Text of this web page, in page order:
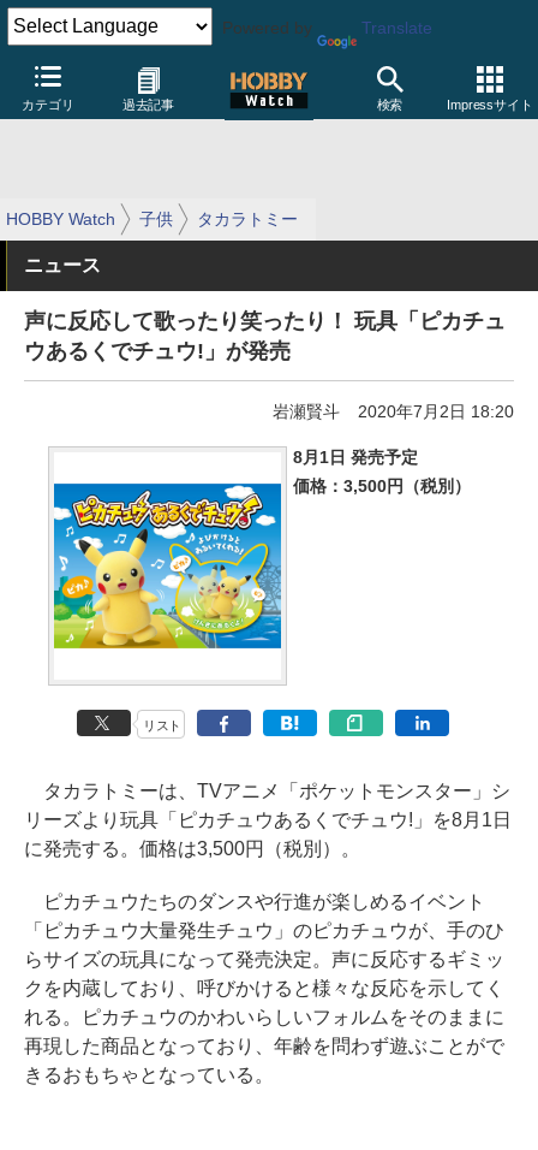
Powered by Translate
カテゴリ 過去記事 検索 Impressサイト
HOBBY Watch 子供 タカラトミー
ニュース
声に反応して歌ったり笑ったり！ 玩具「ピカチュ
ウあるくでチュウ!」が発売
岩瀬賢斗 2020年7月2日 18:20
8月1日 発売予定
価格：3,500円（税別）
リスト
タカラトミーは、TVアニメ「ポケットモンスター」シ
リーズより玩具「ピカチュウあるくでチュウ!」を8月1日
に発売する。価格は3,500円（税別）。
ピカチュウたちのダンスや行進が楽しめるイベント
「ピカチュウ大量発生チュウ」のピカチュウが、手のひ
らサイズの玩具になって発売決定。声に反応するギミッ
クを内蔵しており、呼びかけると様々な反応を示してく
れる。ピカチュウのかわいらしいフォルムをそのままに
再現した商品となっており、年齢を問わず遊ぶことがで
きるおもちゃとなっている。